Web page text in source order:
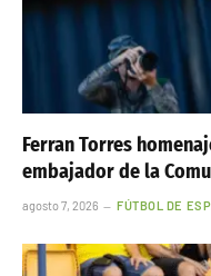
Ferran Torres
embajador de la
agosto 7, 2026 FÚTBOL DE